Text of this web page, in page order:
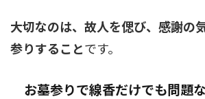
大切なのは、故人を偲び、感謝の
参りすることです。
お墓参りで線香だけでも問題